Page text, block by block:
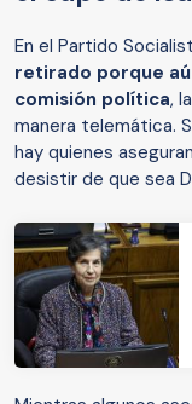
En el Partido
retirado porque
comisión política,
manera telemática.
hay quienes
desistir de que sea